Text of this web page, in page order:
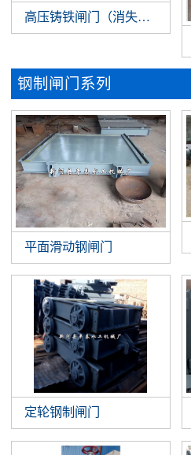
高压铸铁闸门（消失模铸件）
钢制闸门系列
平面滑动钢闸门
定轮钢制闸门